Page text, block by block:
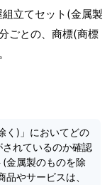
立てセット(金属製
ごとの、商標(商標
く)」においてどの
れているのか確認
金属製のものを除
やサービスは、